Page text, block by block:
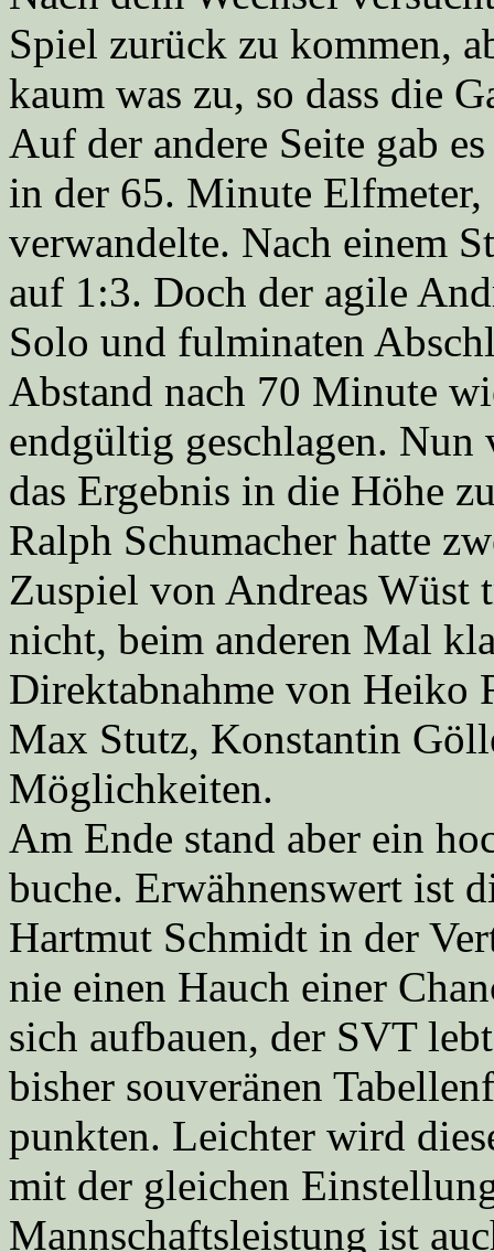
Spiel zurück zu kommen,
kaum was zu, so dass die
Auf der andere Seite gab
in der 65. Minute Elfmeter,
verwandelte. Nach einem
auf 1:3. Doch der agile
Solo und fulminaten
Abstand nach 70 Minute
endgültig geschlagen. Nun
das Ergebnis in die Höhe
Ralph Schumacher hatte
Zuspiel von Andreas Wüst
nicht, beim anderen Mal
Direktabnahme von Heiko
Max Stutz, Konstantin
Möglichkeiten.
Am Ende stand aber ein
buche. Erwähnenswert ist
Hartmut Schmidt in der
nie einen Hauch einer
sich aufbauen, der SVT
bisher souveränen
punkten. Leichter wird
mit der gleichen
Mannschaftsleistung ist